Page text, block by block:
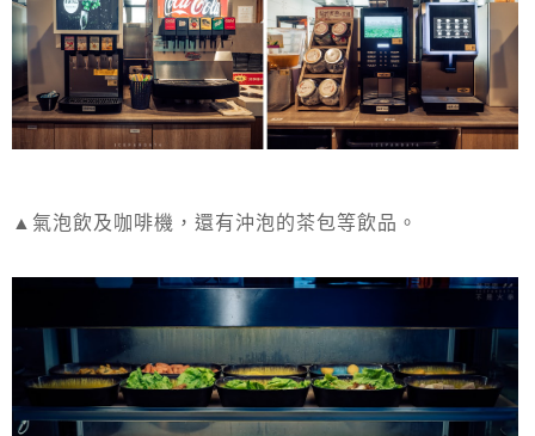
▲氣泡飲及咖啡機，還有沖泡的茶包等飲品。